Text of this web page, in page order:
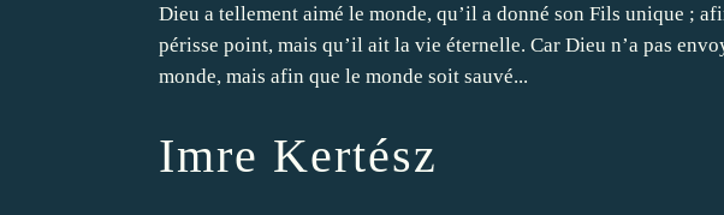
Dieu a tellement aimé le monde, qu’il a donné son Fils unique ;
périsse point, mais qu’il ait la vie éternelle. Car Dieu n’a pas
monde, mais afin que le monde soit sauvé...
Imre Kertész